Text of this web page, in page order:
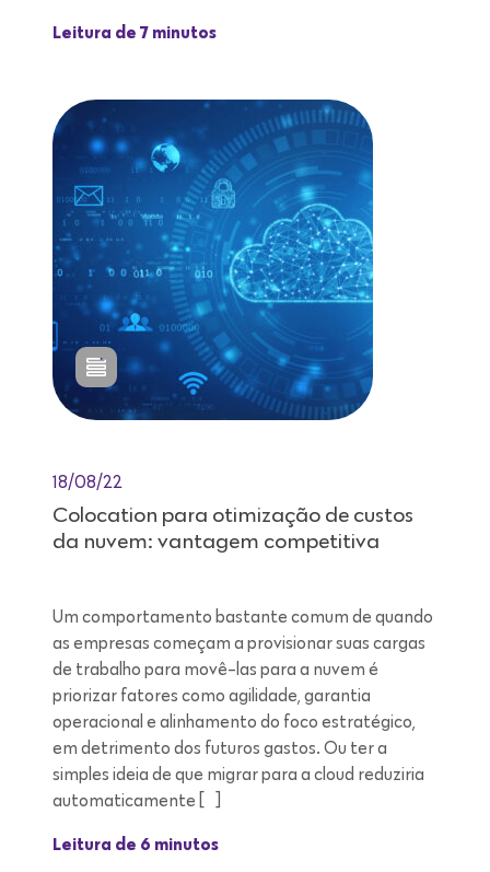
Leitura de 7 minutos
18/08/22
Colocation para otimização de custos
da nuvem: vantagem competitiva
Um comportamento bastante comum de quando
as empresas começam a provisionar suas cargas
de trabalho para movê-las para a nuvem é
priorizar fatores como agilidade, garantia
operacional e alinhamento do foco estratégico,
em detrimento dos futuros gastos. Ou ter a
simples ideia de que migrar para a cloud reduziria
automaticamente […]
Leitura de 6 minutos